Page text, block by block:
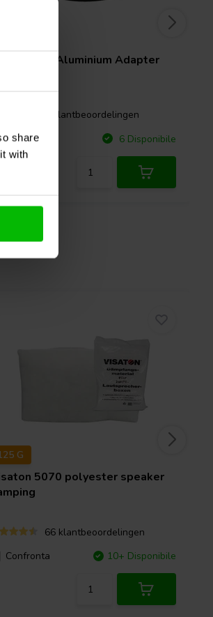
share
with
AM1 Aluminium Adapter
1 klantbeoordelingen
Confronta
6 Disponibile
G
5070 polyester speaker
66 klantbeoordelingen
Confronta
10+ Disponibile